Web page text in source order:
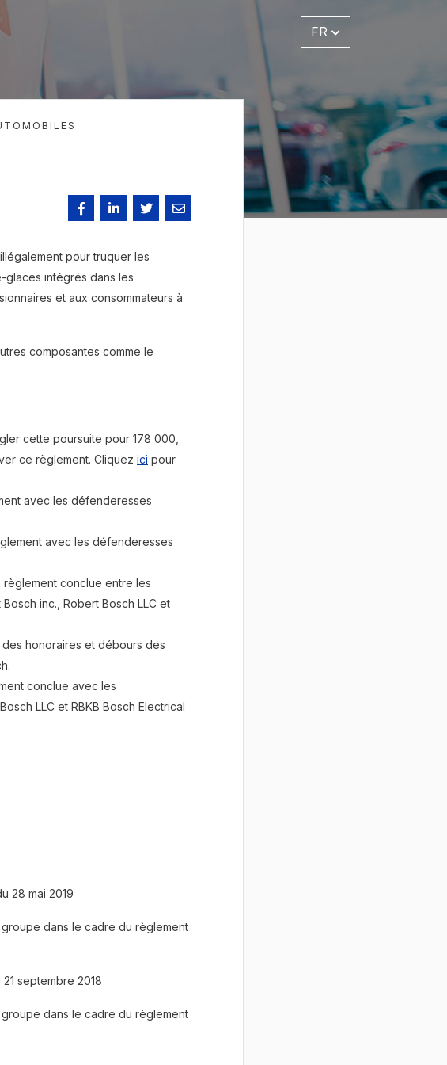
FR
pour truquer les
glaces intégrés dans les
et aux consommateurs à
composantes comme le
cette poursuite pour 178 000,
ce règlement. Cliquez ici pour
avec les défenderesses
avec les défenderesses
règlement conclue entre les
inc., Robert Bosch LLC et
honoraires et débours des
conclue avec les
LLC et RBKB Bosch Electrical
28 mai 2019
dans le cadre du règlement
septembre 2018
dans le cadre du règlement